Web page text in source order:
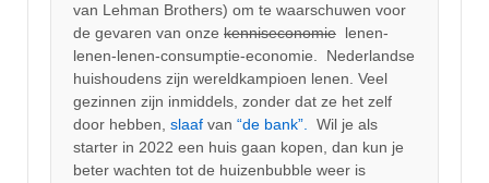
van Lehman Brothers) om te waarschuwen voor
de gevaren van onze kenniseconomie lenen-
lenen-lenen-consumptie-economie. Nederlandse
huishoudens zijn wereldkampioen lenen. Veel
gezinnen zijn inmiddels, zonder dat ze het zelf
door hebben, slaaf van “de bank”. Wil je als
starter in 2022 een huis gaan kopen, dan kun je
beter wachten tot de huizenbubble weer is